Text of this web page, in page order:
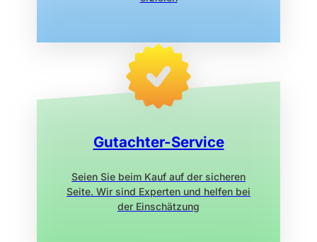
Gutachter-Service
Seien Sie beim Kauf auf der sicheren
Seite. Wir sind Experten und helfen bei
der Einschätzung